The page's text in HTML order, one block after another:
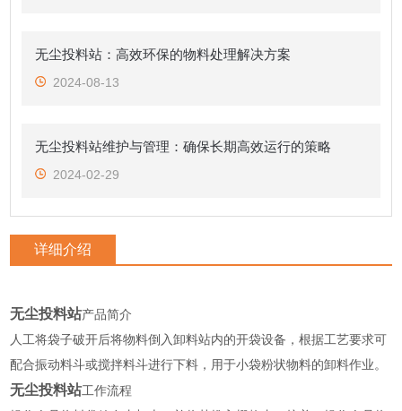
无尘投料站：高效环保的物料处理解决方案
2024-08-13
无尘投料站维护与管理：确保长期高效运行的策略
2024-02-29
详细介绍
无尘投料站产品简介
人工将袋子破开后将物料倒入卸料站内的开袋设备，根据工艺要求可
配合振动料斗或搅拌料斗进行下料，用于小袋粉状物料的卸料作业。
无尘投料站工作流程